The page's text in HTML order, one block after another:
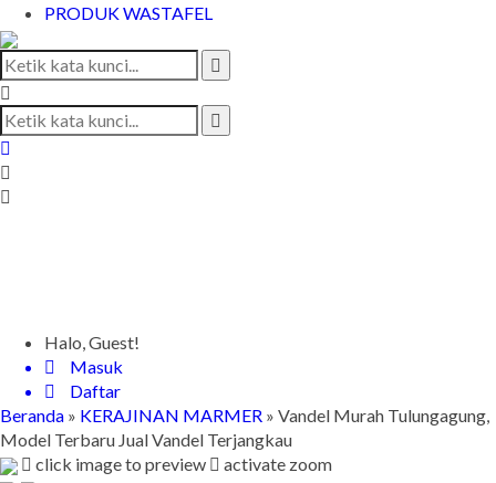
PRODUK WASTAFEL
Halo, Guest!
Masuk
Daftar
Beranda » KERAJINAN MARMER » Vandel Murah Tulungagung,
Model Terbaru Jual Vandel Terjangkau
click image to preview
activate zoom